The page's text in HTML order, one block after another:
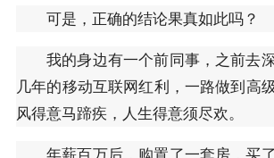
可是，正确的结论果真如此吗？
我的身边有一个前同事，之前去
几年的移动互联网红利，一路做到高
风得意马蹄疾，人生得意须尽欢。